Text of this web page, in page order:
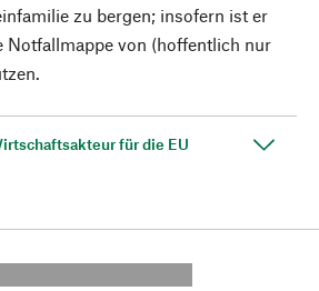
zu bergen; insofern ist er
Notfallmappe von (hoffentlich nur
für die EU